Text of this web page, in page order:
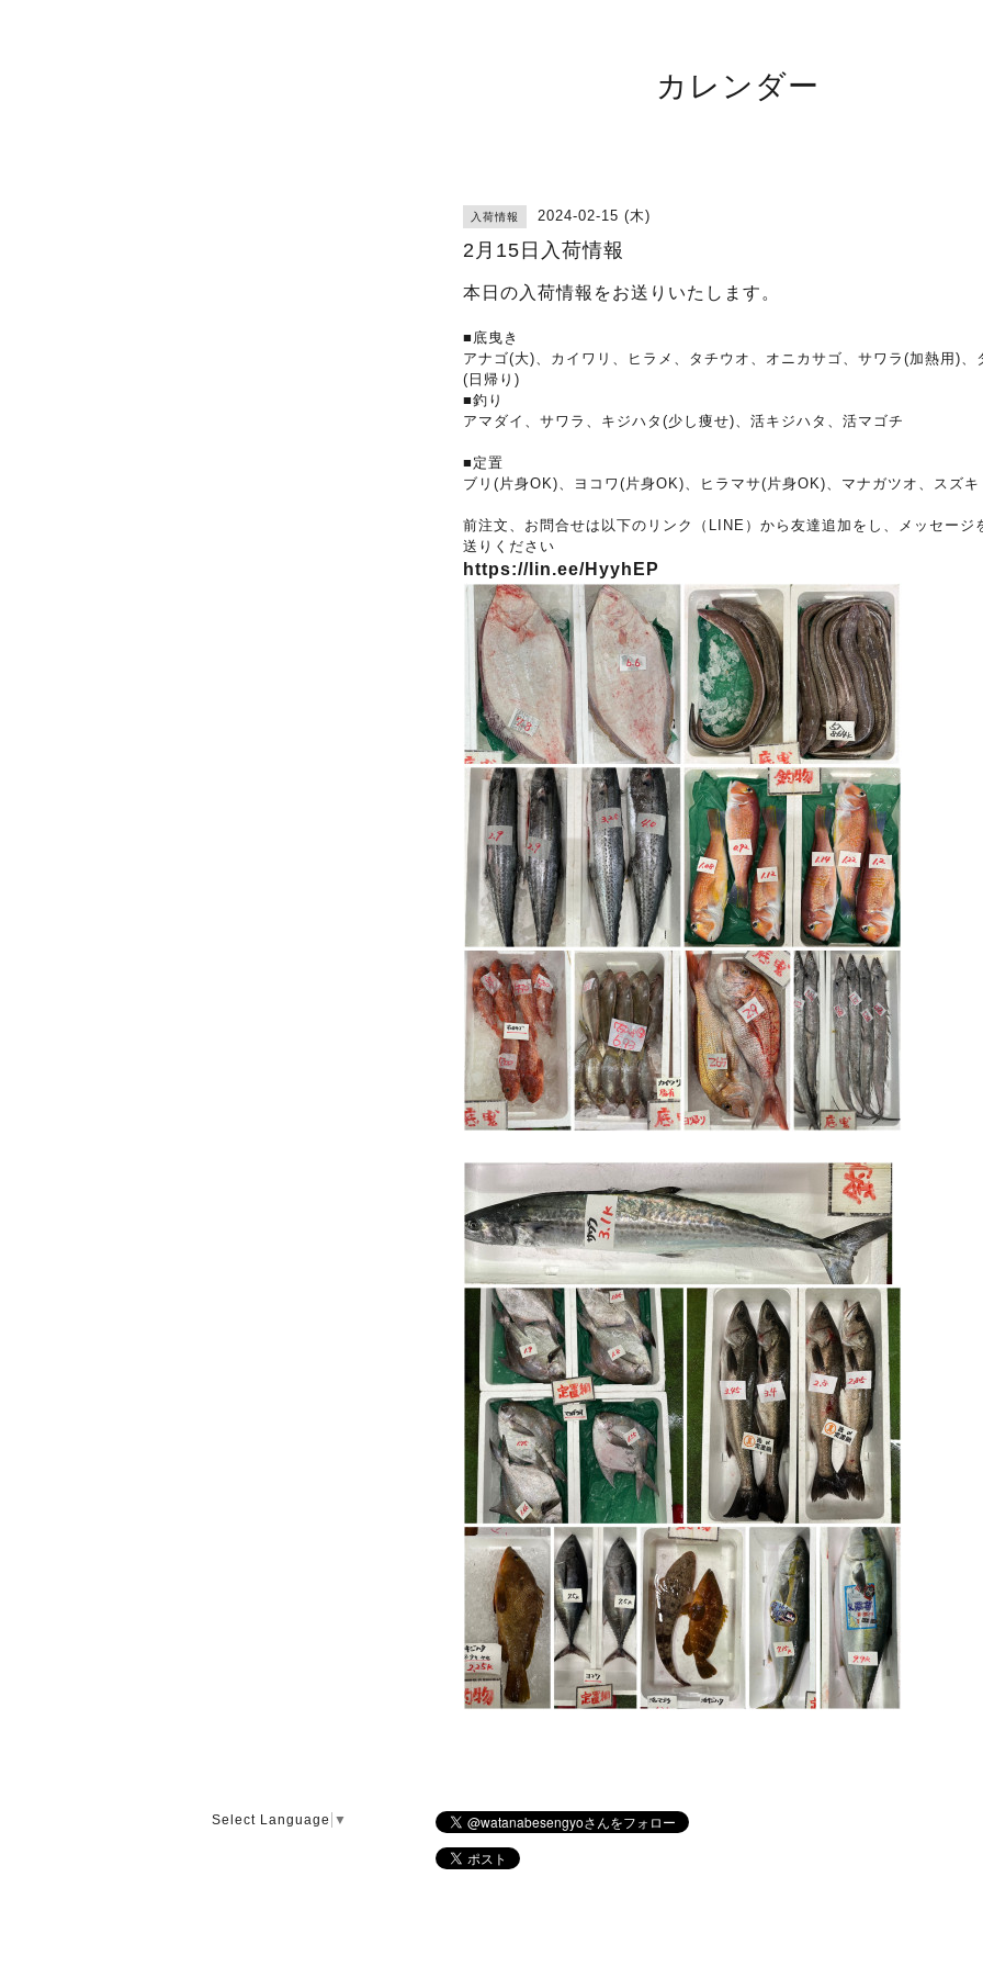
カレンダー
入荷情報 2024-02-15 (木)
2月15日入荷情報
本日の入荷情報をお送りいたします。
■底曳き
アナゴ(大)、カイワリ、ヒラメ、タチウオ、オニカサゴ、サワラ(加熱用)、
(日帰り)
■釣り
アマダイ、サワラ、キジハタ(少し痩せ)、活キジハタ、活マゴチ
■定置
ブリ(片身OK)、ヨコワ(片身OK)、ヒラマサ(片身OK)、マナガツオ、スズキ
前注文、お問合せは以下のリンク（LINE）から友達追加をし、メッセージ
送りください
https://lin.ee/HyyhEP
Select Language ▼